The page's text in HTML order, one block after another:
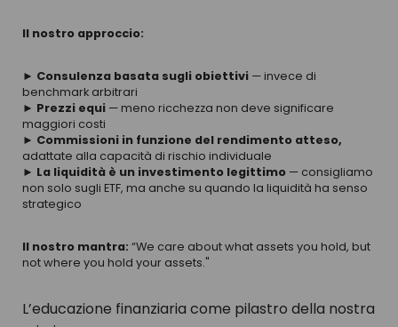
Il nostro approccio:
► Consulenza basata sugli obiettivi — invece di
benchmark arbitrari
► Prezzi equi — meno ricchezza non deve significare
maggiori costi
► Commissioni in funzione del rendimento atteso,
adattate alla capacità di rischio individuale
► La liquidità è un investimento legittimo — consigliamo
non solo sugli ETF, ma anche su quando la liquidità ha senso
strategico
Il nostro mantra: “We care about what assets you hold, but
not where you hold your assets."
L’educazione finanziaria come pilastro della nostra